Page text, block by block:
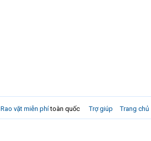
Trợ giúp Trang chủ
Rao vặt miễn phítoàn quốc